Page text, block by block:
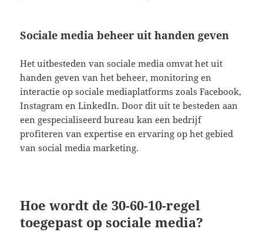
Sociale media beheer uit handen geven
Het uitbesteden van sociale media omvat het uit
handen geven van het beheer, monitoring en
interactie op sociale mediaplatforms zoals Facebook,
Instagram en LinkedIn. Door dit uit te besteden aan
een gespecialiseerd bureau kan een bedrijf
profiteren van expertise en ervaring op het gebied
van social media marketing.
Hoe wordt de 30-60-10-regel
toegepast op sociale media?